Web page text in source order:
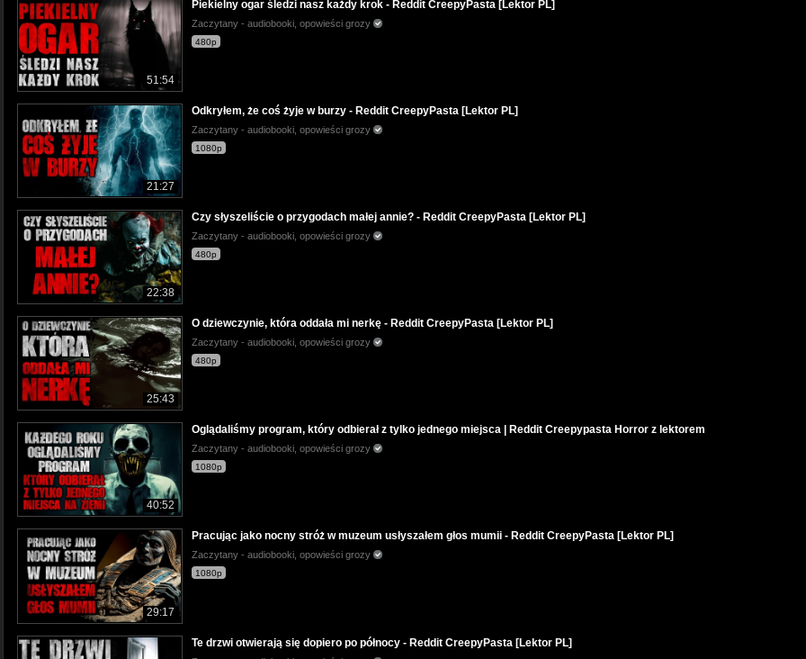
51:54
Piekielny ogar śledzi nasz każdy krok - Reddit CreepyPasta [Lektor PL]
Zaczytany - audiobooki, opowieści grozy
480p
21:27
Odkryłem, że coś żyje w burzy - Reddit CreepyPasta [Lektor PL]
Zaczytany - audiobooki, opowieści grozy
1080p
22:38
Czy słyszeliście o przygodach małej annie? - Reddit CreepyPasta [Lektor PL]
Zaczytany - audiobooki, opowieści grozy
480p
25:43
O dziewczynie, która oddała mi nerkę - Reddit CreepyPasta [Lektor PL]
Zaczytany - audiobooki, opowieści grozy
480p
40:52
Oglądaliśmy program, który odbierał z tylko jednego miejsca | Reddit Creepypasta Horror z lektorem
Zaczytany - audiobooki, opowieści grozy
1080p
29:17
Pracując jako nocny stróż w muzeum usłyszałem głos mumii - Reddit CreepyPasta [Lektor PL]
Zaczytany - audiobooki, opowieści grozy
1080p
Te drzwi otwierają się dopiero po północy - Reddit CreepyPasta [Lektor PL]